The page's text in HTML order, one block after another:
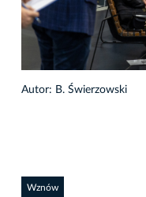
Autor: B. Świerzowski
Wznów